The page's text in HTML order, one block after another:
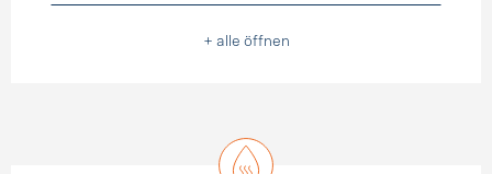
+ alle öffnen